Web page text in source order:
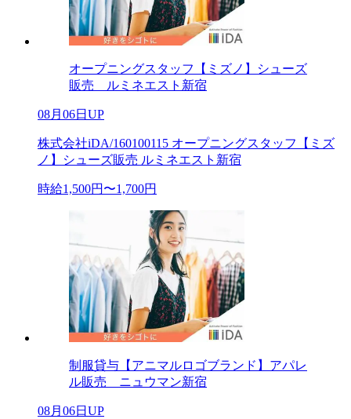
オープニングスタッフ【ミズノ】シューズ
販売 ルミネエスト新宿
08月06日UP
株式会社iDA/160100115 オープニングスタッフ【ミズ
ノ】シューズ販売 ルミネエスト新宿
時給1,500円〜1,700円
制服貸与【アニマルロゴブランド】アパレ
ル販売 ニュウマン新宿
08月06日UP